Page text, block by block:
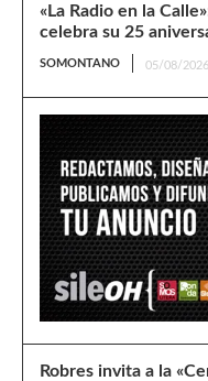
«La Radio en la
celebra su 25
SOMONTANO 05/08/2026
Robres invita a la